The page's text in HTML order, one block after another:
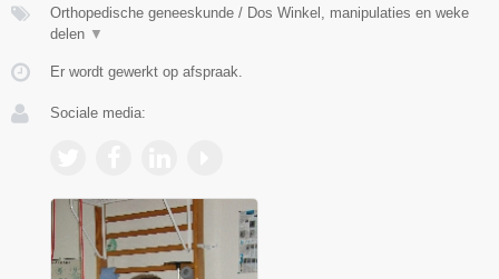
Orthopedische geneeskunde / Dos Winkel, manipulaties en weke
delen ▼
Er wordt gewerkt op afspraak.
Sociale media: